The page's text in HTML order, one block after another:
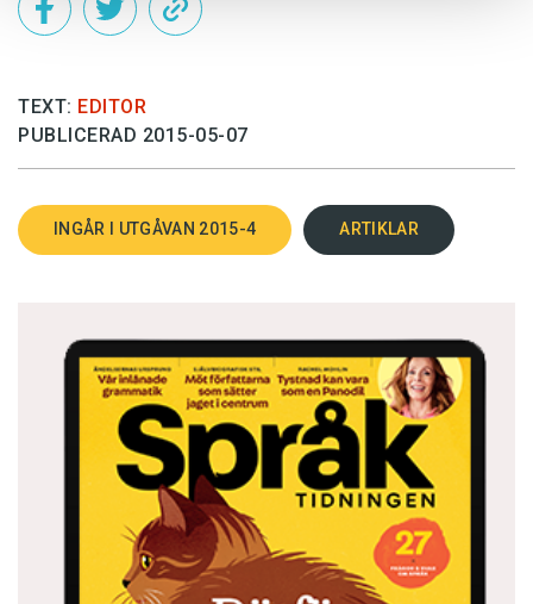
TEXT: EDITOR
PUBLICERAD 2015-05-07
INGÅR I UTGÅVAN 2015-4 ARTIKLAR